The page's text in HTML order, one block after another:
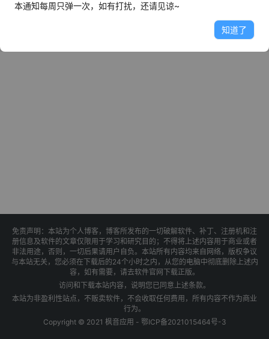
免责声明：本站为个人博客，博客所发布的一切破解软件、补丁、注册机和注
册信息及软件的文章仅限用于学习和研究目的；不得将上述内容用于商业或者
非法用途，否则，一切后果请用户自负。本站所有内容均来自网络，版权争议
与本站无关，您必须在下载后的24个小时之内，从您的电脑中彻底删除上述内
容，如有需要，请去软件官网下载正版。
访问和下载本站内容，说明您已同意上述条款。
本站为非盈利性站点，不贩卖软件，不会收取任何费用，所有内容不作为商业
行为。
Copyright © 2021 枫音应用 - 鄂ICP备2021015464号-3
本通知每周只弹一次，如有打扰，还请见谅~
知道了